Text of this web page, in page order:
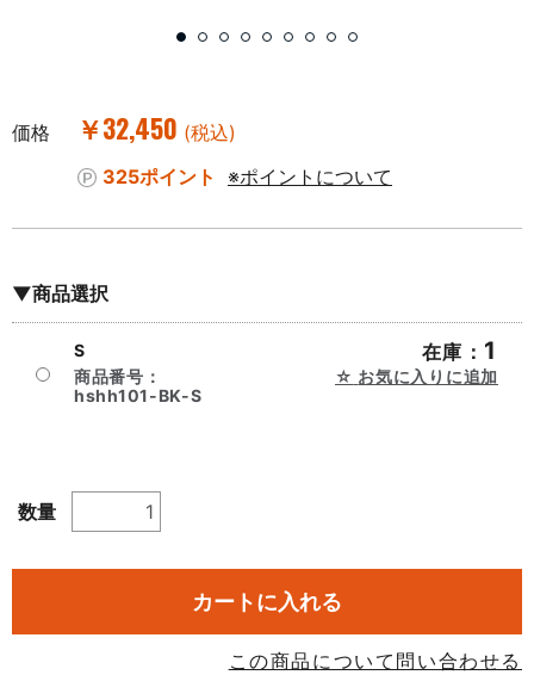
価格 ￥32,450 (税込)
325ポイント
※ポイントについて
▼商品選択
S 在庫： 1
商品番号：
hshh101-BK-S
お気に入りに追加
数量
カートに入れる
この商品について問い合わせる